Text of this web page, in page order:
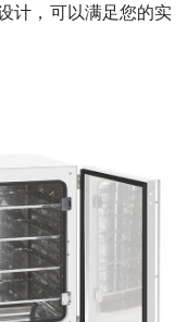
计，可以满足您的实